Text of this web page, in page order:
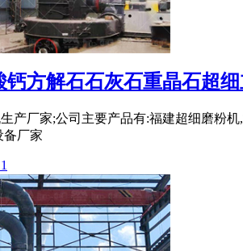
方解石石灰石重晶石超
生产厂家;公司主要产品有:福建超细磨粉
备厂家